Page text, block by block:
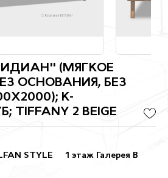
(МЯГКОЕ
ОСНОВАНИЯ, БЕЗ
К-
2 BEIGE
STYLE 1 этаж Галерея B